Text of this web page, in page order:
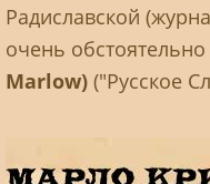
Радиславской
очень
Marlow) ("Русское